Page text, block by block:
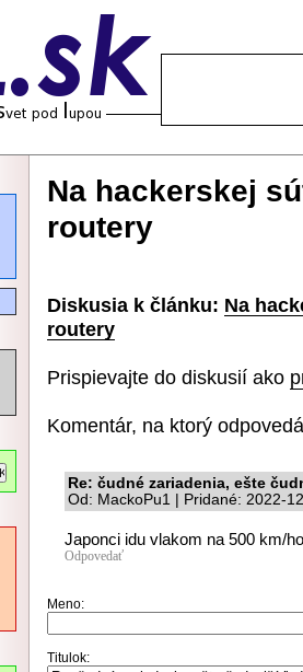
Na hackerskej
routery
Diskusia k článku: Na
routery
Prispievajte do diskusií ako
Komentár, na ktorý
Re: čudné zariadenia, ešte
Od: MackoPu1 | Pridané: 2022-
Japonci idu vlakom na 500 km/
Odpovedať
Meno:
Titulok: